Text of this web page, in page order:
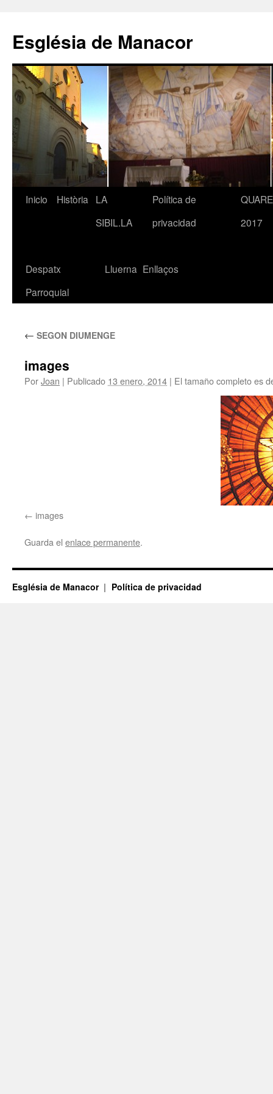
contenido
Església de Manacor
Inicio Història
LA
SIBIL.LA
Política de
privacidad
2017
Despatx
Parroquial
Lluerna Enllaços
← SEGON DIUMENGE
images
PorJoan | Publicado 13 enero, 2014 | El tamaño completo es
images
Guarda el enlace permanente.
Església de Manacor Política de privacidad